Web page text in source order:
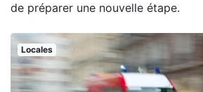
de préparer une nouvelle étape.
Locales